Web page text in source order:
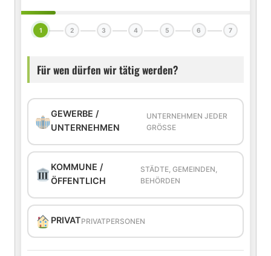
1 2 3 4 5 6 7
Für wen dürfen wir tätig werden?
GEWERBE /
UNTERNEHMEN
UNTERNEHMEN JEDER
GRÖSSE
KOMMUNE /
ÖFFENTLICH
STÄDTE, GEMEINDEN,
BEHÖRDEN
PRIVATPRIVATPERSONEN